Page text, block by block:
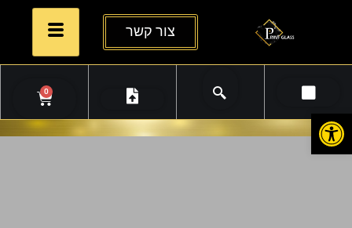
פתח סרגל נגישות
צור קשר
0